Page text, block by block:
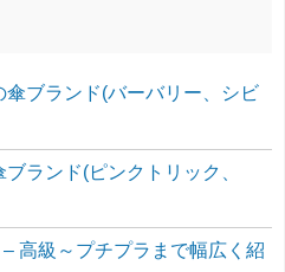
ブランド(バーバリー、シビ
ランド(ピンクトリック、
高級～プチプラまで幅広く紹